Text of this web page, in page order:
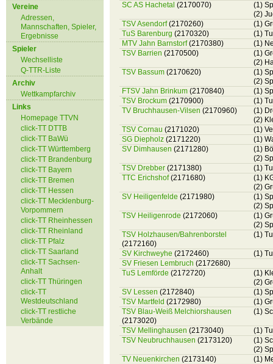
Vereine
Adressen,
Mannschaften, Spieler,
Ergebnisse
Spieler
Wechselliste
Q-TTR-Liste
Archiv
Wettkampfarchiv
Links
Homepage TTVN
click-TT DTTB
click-TT BaWü
click-TT Württemberg
click-TT Brandenburg
click-TT Bayern
click-TT Bremen
click-TT Hessen
click-TT Mecklenburg-
Vorpommern
click-TT Rheinhessen
click-TT Rheinland
click-TT Pfalz
click-TT Saarland
click-TT Sachsen-
Anhalt
click-TT Thüringen
click-TT
Westdeutschland
click-TT restliche
Verbände
SC AS Hachetal (2170070)
(1)
(2)
TSV Asendorf(2170260)
(1)
TuS Barenburg (2170320)
(1)
MTV Jahn Barnstorf(2170380)
(1)
TSV Barrien (2170500)
(1)
(2)
TSV Bassum (2170620)
(1)
(2)
FTSV Jahn Brinkum (2170840)
(1)
TSV Brockum (2170900)
(1)
TV Bruchhausen-Vilsen (2170960)
(1)
(2)
TSV Cornau (2171020)
(1)
SG Diepholz (2171220)
(1)
SV Dimhausen (2171280)
(1)
(2)
TSV Drebber (2171380)
(1)
TTC Erichshof(2171680)
(1)
(2)
SV Heiligenfelde (2171980)
(1)
(2)
TSV Heiligenrode (2172060)
(1)
(2)
TSV Holzhausen/Bahrenborstel
(2172160)
(1)
SV Kirchweyhe (2172460)
(1)
SV Friesen Lembruch (2172680)
TuS Lemförde (2172720)
(1)
(2)
SV Lessen (2172840)
(1)
TSV Martfeld (2172980)
(1)
TSV Blau-Weiß Melchiorshausen
(2173020)
(1)
TSV Mellinghausen (2173040)
(1)
TSV Neubruchhausen (2173120)
(1)
(2)
TV Neuenkirchen (2173140)
(1)